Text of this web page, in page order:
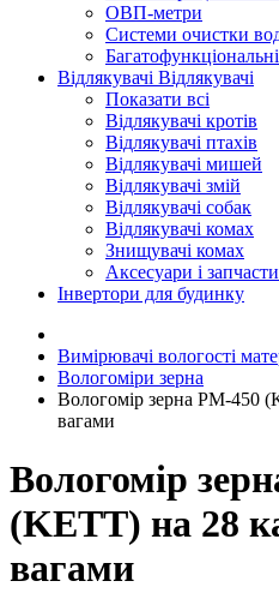
ОВП-метри
Системи очистки
Відлякувачі Відлякувачі
Показати всі
Відлякувачі кротів
Відлякувачі птахів
Відлякувачі мишей
Відлякувачі змій
Відлякувачі собак
Відлякувачі комах
Знищувачі комах
Аксесуари і
Інвертори для будинку
Вимірювачі вологості
Вологоміри зерна
Вологомір зерна PM-450
вагами
Вологомір
(KETT) на 28
вагами